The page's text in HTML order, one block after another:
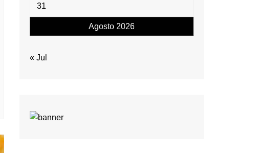
Agosto 2026
31
« Jul